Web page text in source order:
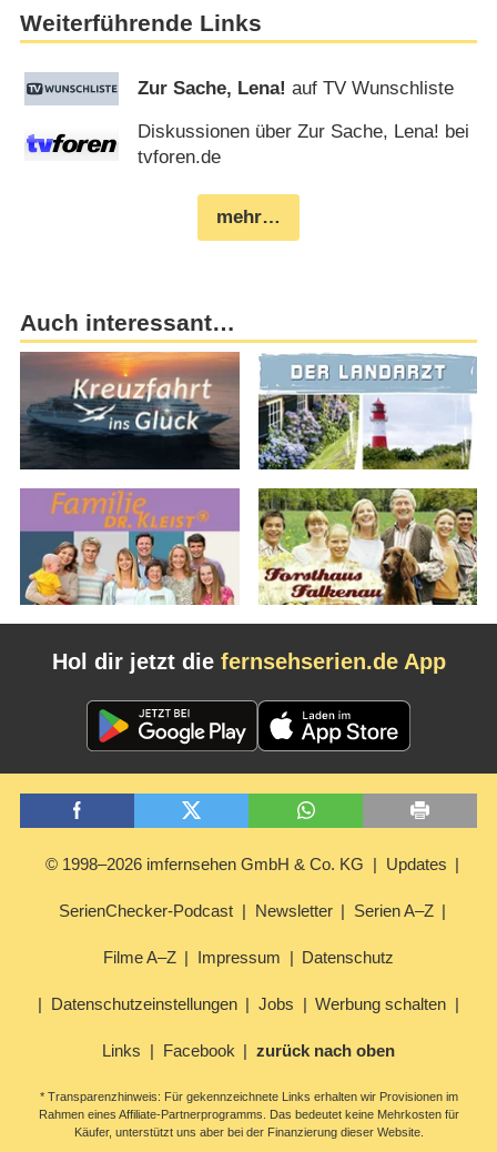
Weiterführende Links
Zur Sache, Lena! auf TV Wunschliste
Diskussionen über Zur Sache, Lena! bei
tvforen.de
mehr…
Auch interessant…
Hol dir jetzt die fernsehserien.de App
© 1998–2026 imfernsehen GmbH & Co. KG Updates
SerienChecker-Podcast Newsletter Serien A–Z
Filme A–Z Impressum Datenschutz
Datenschutzeinstellungen Jobs Werbung schalten
Links Facebook zurück nach oben
* Transparenzhinweis: Für gekennzeichnete Links erhalten wir Provisionen im
Rahmen eines Affiliate-Partnerprogramms. Das bedeutet keine Mehrkosten für
Käufer, unterstützt uns aber bei der Finanzierung dieser Website.